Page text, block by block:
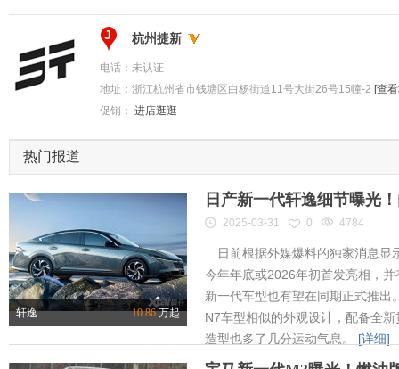
J 杭州捷新
电话： 未认证
地址： 浙江杭州省市钱塘区白杨街道11号大街26号15幢-2 [查
促销： 进店逛逛
热门报道
轩逸 10.86万起
日产新一代轩逸细节曝光
2025-03-31 0 4784
日前根据外媒爆料的独家消息显
今年年底或2026年初首发亮相，
新一代车型也有望在同期正式推出
N7车型相似的外观设计，配备全
造型也多了几分运动气息。 [详细]